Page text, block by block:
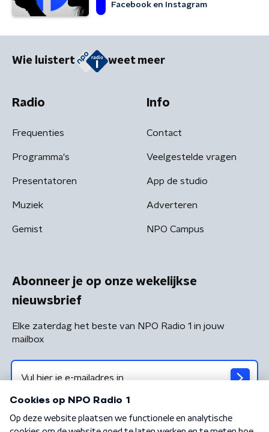
Facebook en Instagram
Wie luistert weet meer
Radio
Frequenties
Programma's
Presentatoren
Muziek
Gemist
Info
Contact
Veelgestelde vragen
App de studio
Adverteren
NPO Campus
Abonneer je op onze wekelijkse
nieuwsbrief
Elke zaterdag het beste van NPO Radio 1 in jouw
mailbox